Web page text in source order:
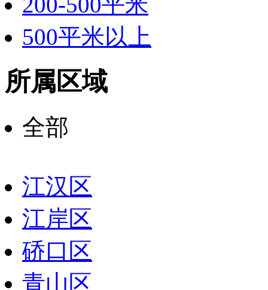
500平米以上
所属区域
全部
江汉区
江岸区
硚口区
青山区